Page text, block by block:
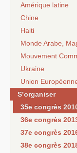
Amérique latine
Chine
Haiti
Monde Arabe,
Mouvement
Ukraine
Union
S’organiser
35e congrès
36e congrès
37e congrès
38e congrès